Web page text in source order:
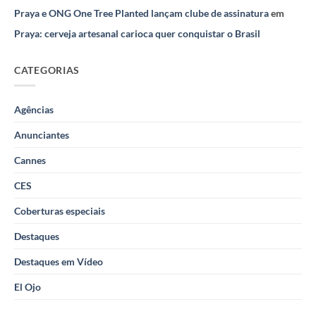
Praya e ONG One Tree Planted lançam clube de assinaturaem
Praya: cerveja artesanal carioca quer conquistar o Brasil
CATEGORIAS
Agências
Anunciantes
Cannes
CES
Coberturas especiais
Destaques
Destaques em Vídeo
El Ojo